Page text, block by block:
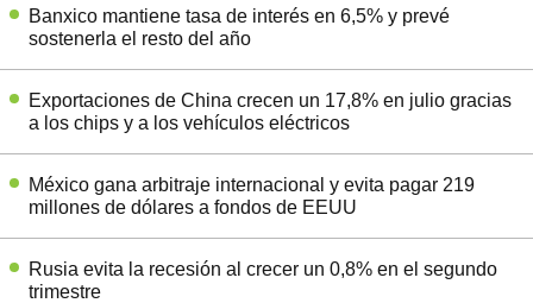
Banxico mantiene tasa de interés en 6,5% y prevé
sostenerla el resto del año
Exportaciones de China crecen un 17,8% en julio gracias
a los chips y a los vehículos eléctricos
México gana arbitraje internacional y evita pagar 219
millones de dólares a fondos de EEUU
Rusia evita la recesión al crecer un 0,8% en el segundo
trimestre